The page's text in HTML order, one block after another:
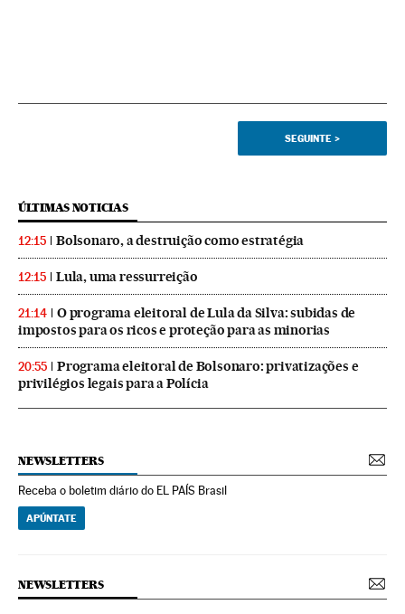
SEGUINTE >
ÚLTIMAS NOTICIAS
12:15 Bolsonaro, a destruição como estratégia
12:15 Lula, uma ressurreição
21:14
O programa eleitoral de Lula da Silva: subidas de
impostos para os ricos e proteção para as minorias
20:55
Programa eleitoral de Bolsonaro: privatizações e
privilégios legais para a Polícia
NEWSLETTERS
Receba o boletim diário do EL PAÍS Brasil
APÚNTATE
NEWSLETTERS